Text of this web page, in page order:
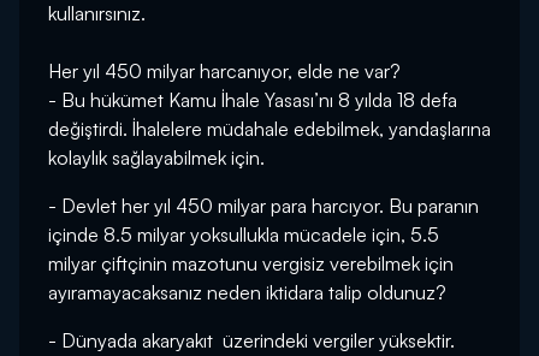
kullanırsınız.
Her yıl 450 milyar harcanıyor, elde ne var?
- Bu hükümet Kamu İhale Yasası’nı 8 yılda 18 defa
değiştirdi. İhalelere müdahale edebilmek, yandaşlarına
kolaylık sağlayabilmek için.
- Devlet her yıl 450 milyar para harcıyor. Bu paranın
içinde 8.5 milyar yoksullukla mücadele için, 5.5
milyar çiftçinin mazotunu vergisiz verebilmek için
ayıramayacaksanız neden iktidara talip oldunuz?
- Dünyada akaryakıt üzerindeki vergiler yüksektir.